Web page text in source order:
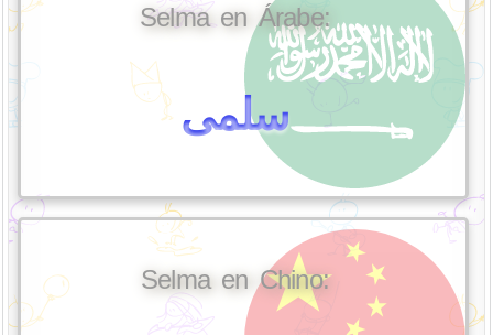
Selma en Árabe:
سلمى
Selma en Chino: